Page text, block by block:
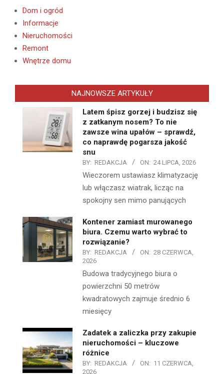
Dom i ogród
Informacje
Nieruchomości
Remont
Wnętrze domu
NAJNOWSZE ARTYKUŁY
Latem śpisz gorzej i budzisz się
z zatkanym nosem? To nie
zawsze wina upałów – sprawdź,
co naprawdę pogarsza jakość
snu
BY: REDAKCJA ON: 24 LIPCA, 2026
Wieczorem ustawiasz klimatyzację
lub włączasz wiatrak, licząc na
spokojny sen mimo panujących
Kontener zamiast murowanego
biura. Czemu warto wybrać to
rozwiązanie?
BY: REDAKCJA ON: 28 CZERWCA,
2026
Budowa tradycyjnego biura o
powierzchni 50 metrów
kwadratowych zajmuje średnio 6
miesięcy
Zadatek a zaliczka przy zakupie
nieruchomości – kluczowe
różnice
BY: REDAKCJA ON: 11 CZERWCA,
2026